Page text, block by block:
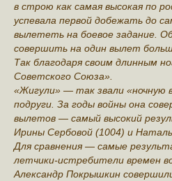
в строю как самая высокая по
успевала первой добежать до
вылететь на боевое задание.
совершить на один вылет
Так благодаря своим длинным
Советского Союза».
«Жигули» — так звали «ночную
подруги. За годы войны она
вылетов — самый высокий
Ирины Сербовой (1004) и
Для сравнения — самые
летчики-истребители времен
Александр Покрышкин